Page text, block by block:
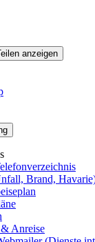
anzeigen
Brand,
Anreise